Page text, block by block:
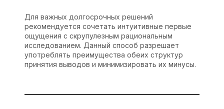
Для важных долгосрочных решений
рекомендуется сочетать интуитивные первые
ощущения с скрупулезным рациональным
исследованием. Данный способ разрешает
употреблять преимущества обеих структур
принятия выводов и минимизировать их минусы.